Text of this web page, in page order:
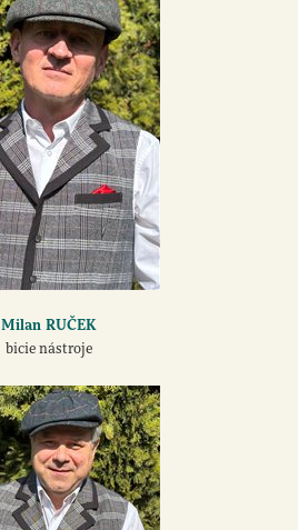
Milan RUČEK
bicie nástroje